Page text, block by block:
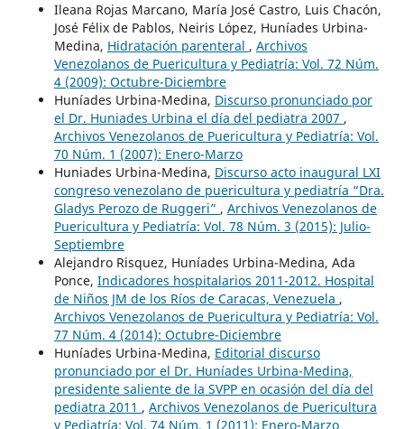
Ileana Rojas Marcano, María José Castro, Luis Chacón,
José Félix de Pablos, Neiris López, Huníades Urbina-
Medina, Hidratación parenteral , Archivos
Venezolanos de Puericultura y Pediatría: Vol. 72 Núm.
4 (2009): Octubre-Diciembre
Huníades Urbina-Medina, Discurso pronunciado por
el Dr. Huniades Urbina el día del pediatra 2007 ,
Archivos Venezolanos de Puericultura y Pediatría: Vol.
70 Núm. 1 (2007): Enero-Marzo
Huniades Urbina-Medina, Discurso acto inaugural LXI
congreso venezolano de puericultura y pediatría “Dra.
Gladys Perozo de Ruggeri” , Archivos Venezolanos de
Puericultura y Pediatría: Vol. 78 Núm. 3 (2015): Julio-
Septiembre
Alejandro Risquez, Huníades Urbina-Medina, Ada
Ponce, Indicadores hospitalarios 2011-2012. Hospital
de Niños JM de los Ríos de Caracas, Venezuela ,
Archivos Venezolanos de Puericultura y Pediatría: Vol.
77 Núm. 4 (2014): Octubre-Diciembre
Huníades Urbina-Medina, Editorial discurso
pronunciado por el Dr. Huníades Urbina-Medina,
presidente saliente de la SVPP en ocasión del día del
pediatra 2011 , Archivos Venezolanos de Puericultura
y Pediatría: Vol. 74 Núm. 1 (2011): Enero-Marzo